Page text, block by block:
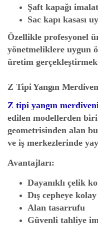
Şaft kapağı
Sac kapı kasası
Özellikle profesyonel
yönetmeliklere uygun
üretim
Z Tipi Yangın
Z tipi yangın
edilen modellerden
geometrisinden alan
ve iş merkezlerinde
Avantajları:
Dayanıklı çelik
Dış cepheye
Alan tasarrufu
Güvenli tahliye